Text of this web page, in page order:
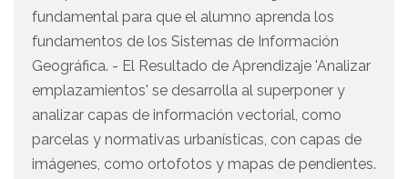
fundamental para que el alumno aprenda los
fundamentos de los Sistemas de Información
Geográfica. - El Resultado de Aprendizaje 'Analizar
emplazamientos' se desarrolla al superponer y
analizar capas de información vectorial, como
parcelas y normativas urbanísticas, con capas de
imágenes, como ortofotos y mapas de pendientes.